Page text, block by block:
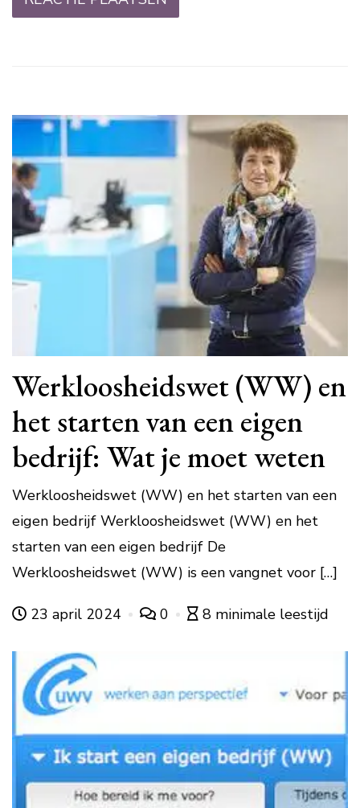
Werkloosheidswet (WW) en
het starten van een eigen
bedrijf: Wat je moet weten
Werkloosheidswet (WW) en het starten van een
eigen bedrijf Werkloosheidswet (WW) en het
starten van een eigen bedrijf De
Werkloosheidswet (WW) is een vangnet voor […]
23 april 2024 0 8 minimale leestijd